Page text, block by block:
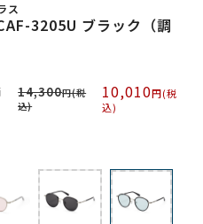
ス
3205U ブラック（調
14,300円(税
込)
10,010円(税
込)